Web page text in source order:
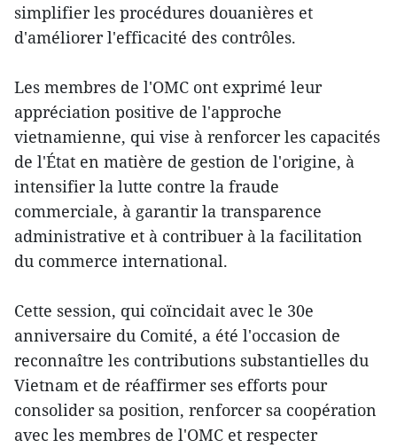
simplifier les procédures douanières et
d'améliorer l'efficacité des contrôles.
Les membres de l'OMC ont exprimé leur
appréciation positive de l'approche
vietnamienne, qui vise à renforcer les capacités
de l'État en matière de gestion de l'origine, à
intensifier la lutte contre la fraude
commerciale, à garantir la transparence
administrative et à contribuer à la facilitation
du commerce international.
Cette session, qui coïncidait avec le 30e
anniversaire du Comité, a été l'occasion de
reconnaître les contributions substantielles du
Vietnam et de réaffirmer ses efforts pour
consolider sa position, renforcer sa coopération
avec les membres de l'OMC et respecter